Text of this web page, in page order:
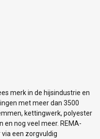
merk in de hijsindustrie en
met meer dan 3500
kettingwerk, polyester
en nog veel meer. REMA-
een zorgvuldig